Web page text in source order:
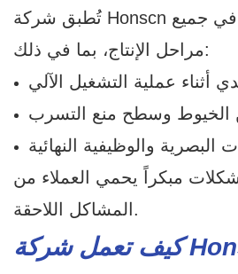
تُطبق شركة Honscn فحوصات الجودة في جميع
مراحل الإنتاج، بما في ذلك:
أثناء عملية التشغيل الآلي
الخيوط وسطح منع التسرب
البصرية والوظيفية النهائية
مبكراً يحمي العملاء من
المشاكل اللاحقة.
كيف تعمل شركة Honscn كشريك